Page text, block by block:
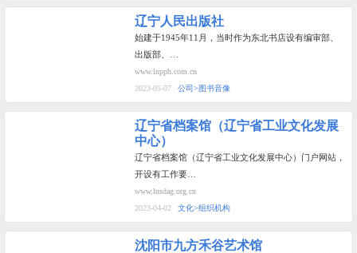
辽宁人民出版社
始建于1945年11月，当时作为东北书店设有编审部、
出版部、…
www.lnpph.com.cn
2023-05-07
公司>图书音像
辽宁省档案馆（辽宁省工业文化发展
中心）
辽宁省档案馆（辽宁省工业文化发展中心）门户网站，
开设有工作要…
www.lnsdag.org.cn
2023-04-02
文化>组织机构
沈阳市九方禾谷艺术馆